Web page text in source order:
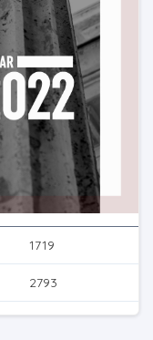
1719
2793